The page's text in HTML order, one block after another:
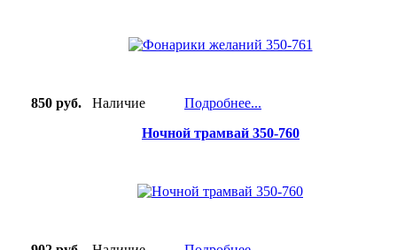
850 руб. Наличие
Подробнее...
Ночной трамвай 350-760